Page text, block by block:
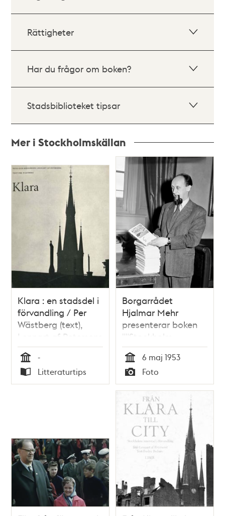
Rättigheter
Har du frågor om boken?
Stadsbiblioteket tipsar
Mer i Stockholmskällan
poster
och
Klara : en stadsdel i
förvandling / Per
Wästberg (text),
Lennart af Petersens
(foto)
Tid
-
Typ
Litteraturtips
Borgarrådet
Hjalmar Mehr
presenterar boken
""Stockholm -
Staden på
vattnet"", en
redogörelse av
kommunalförvaltningen
om staden och
stockholmarnas liv
och förhållanden
Tid
6 maj 1953
Typ
Foto